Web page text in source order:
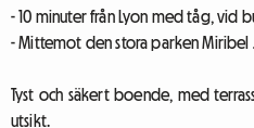
- 10 minuter från Lyon med tåg, vid
- Mittemot den stora parken Miribel
Tyst och säkert boende, med
utsikt.